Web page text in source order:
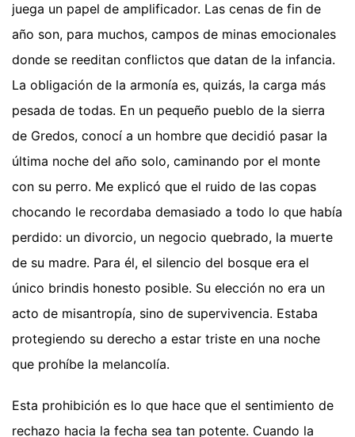
juega un papel de amplificador. Las cenas de fin de
año son, para muchos, campos de minas emocionales
donde se reeditan conflictos que datan de la infancia.
La obligación de la armonía es, quizás, la carga más
pesada de todas. En un pequeño pueblo de la sierra
de Gredos, conocí a un hombre que decidió pasar la
última noche del año solo, caminando por el monte
con su perro. Me explicó que el ruido de las copas
chocando le recordaba demasiado a todo lo que había
perdido: un divorcio, un negocio quebrado, la muerte
de su madre. Para él, el silencio del bosque era el
único brindis honesto posible. Su elección no era un
acto de misantropía, sino de supervivencia. Estaba
protegiendo su derecho a estar triste en una noche
que prohíbe la melancolía.
Esta prohibición es lo que hace que el sentimiento de
rechazo hacia la fecha sea tan potente. Cuando la